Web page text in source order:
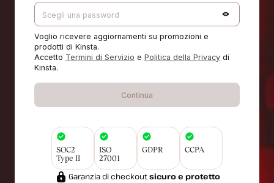
Voglio ricevere aggiornamenti su promozioni e
prodotti di Kinsta.
Accetto Termini di Servizio e Politica della Privacy di
Kinsta.
Continua
SOC2
Type II
ISO
27001
GDPR CCPA
Garanzia di checkoutsicuro e protetto